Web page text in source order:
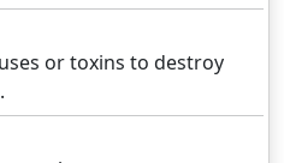
or toxins to destroy